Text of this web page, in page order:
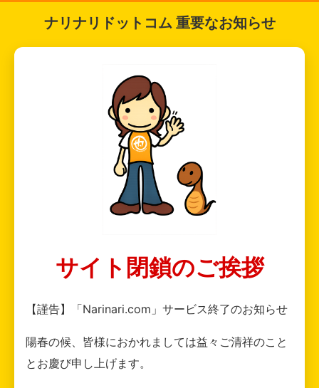
ナリナリドットコム 重要なお知らせ
サイト閉鎖のご挨拶
【謹告】「Narinari.com」サービス終了のお知らせ
陽春の候、皆様におかれましては益々ご清祥のこと
とお慶び申し上げます。